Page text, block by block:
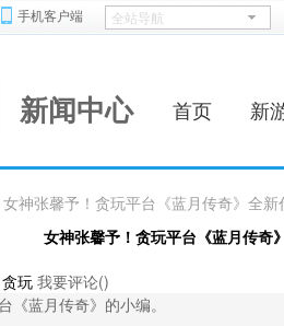
手机客户端
新闻中心 首页 新
女神张馨予！贪玩平台《蓝月传奇》全新
女神张馨予！贪玩平台《蓝月传奇
玩 我要评论()
《蓝月传奇》的小编。